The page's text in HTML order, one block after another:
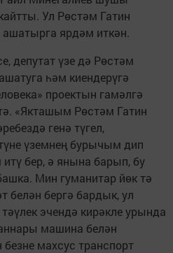
Ул Рөстәм Гатин
ярдәм иткән.
депутат үзе дә Рөстәм
һәм киендерүгә
проектын гамәлгә
«Якташым Рөстәм Гатин
генә түгел,
үземнең бурычым дип
бер, ә янына барып, бу
Мин гуманитар йөк тә
белән бергә бардык, ул
эчендә кирәкле урында
машина белән
махсус транспорт